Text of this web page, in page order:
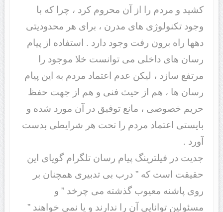
کشید و مردم را از آن محروم کرد ، چرا که با
وجود تکنولوژی های مدرن ، برای هر محدودیتی
دهها راه برون رفت وجود دارد . استفاده از پیام
رسان های داخلی می توانست خلا موجود را
مرتفع سازد ، لیکن عدم اعتماد مردم به این پیام
رسان ها ، هم از حیث فنی و هم از جهت حفظ
حریم خصوصی ، مانع توفیق در آن مورد شده و
بایستی اعتماد مردم را تحت هر شرایطی بدست
آورد .
جدیت در فیلترینگ پیام رسان تلگرام گویای این
حقیقت است که ” درب بی تدبیری همچنان بر
روی پاشنه معیوب گذشته می چرخد ” و
مسئولین توانایی آن را ندارند و یا نمی خواهند ”